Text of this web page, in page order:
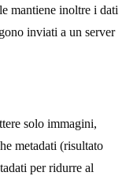
mantiene inoltre i dati
inviati a un server
solo immagini,
metadati (risultato
per ridurre al